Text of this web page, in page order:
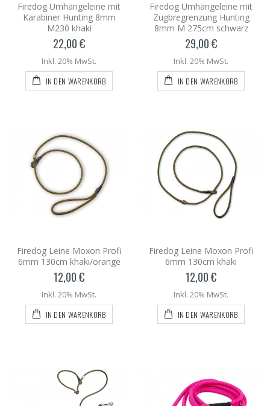
Firedog Umhängeleine mit
Karabiner Hunting 8mm
M230 khaki
22,00 €
Inkl. 20% MwSt.
IN DEN WARENKORB
Firedog Umhängeleine mit
Zugbregrenzung Hunting
8mm M 275cm schwarz
29,00 €
Inkl. 20% MwSt.
IN DEN WARENKORB
Firedog Leine Moxon Profi
6mm 130cm khaki/orange
12,00 €
Inkl. 20% MwSt.
IN DEN WARENKORB
Firedog Leine Moxon Profi
6mm 130cm khaki
12,00 €
Inkl. 20% MwSt.
IN DEN WARENKORB